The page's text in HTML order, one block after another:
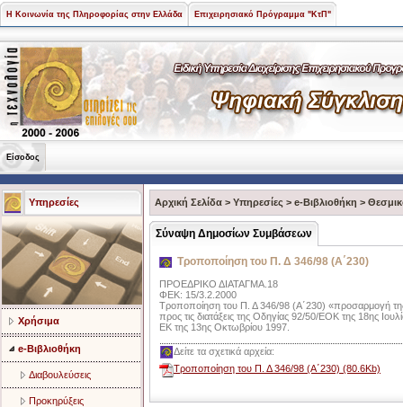
Η Κοινωνία της Πληροφορίας στην Ελλάδα Επιχειρησιακό Πρόγραμμα "ΚτΠ"
Είσοδος
Υπηρεσίες
Χρήσιμα
e-Βιβλιοθήκη
Διαβουλεύσεις
Προκηρύξεις
Αρχική Σελίδα > Υπηρεσίες > e-Βιβλιοθήκη >
Σύναψη Δημοσίων Συμβάσεων
Τροποποίηση του Π. Δ 346/98 (Α΄230)
ΠΡΟΕΔΡΙΚΟ ΔΙΑΤΑΓΜΑ.18
ΦΕΚ: 15/3.2.2000
Τροποποίηση του Π. Δ 346/98 (Α΄230) «προσαρμογή
προς τις διατάξεις της Οδηγίας 92/50/ΕΟΚ της 18ης
ΕΚ της 13ης Οκτωβρίου 1997.
Δείτε τα σχετικά αρχεία:
Τροποποίηση του Π. Δ 346/98 (Α΄230) (80.6Kb)